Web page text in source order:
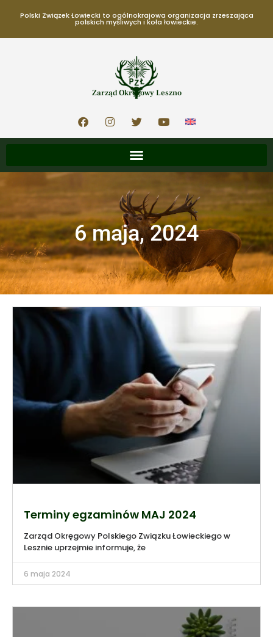
Polski Związek Łowiecki to ogólnokrajowa organizacja zrzeszająca
polskich myśliwych i koła łowieckie.
Zarząd Okręgowy Leszno
6 maja, 2024
Terminy egzaminów MAJ 2024
Zarząd Okręgowy Polskiego Związku Łowieckiego w
Lesznie uprzejmie informuje, że
6 maja 2024